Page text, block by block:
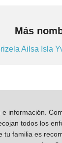
Más
Ailsa Isla
información.
todos los
familia es